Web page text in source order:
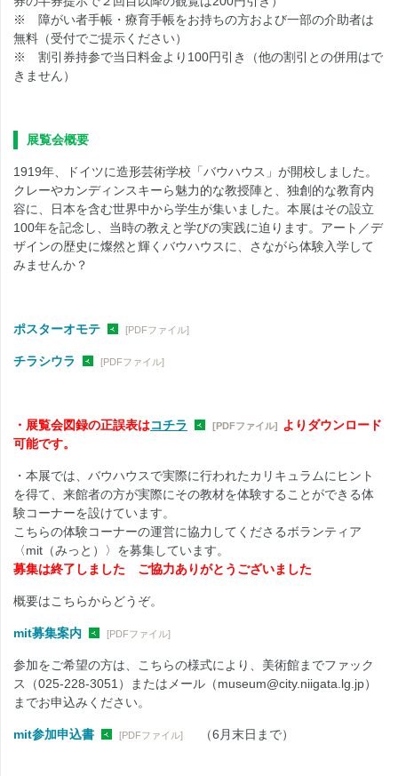
※ 障がい者手帳・療育手帳をお持ちの方および一部の介助者は
無料（受付でご提示ください）
※ 割引券持参で当日料金より100円引き（他の割引との併用はで
きません）
展覧会概要
1919年、ドイツに造形芸術学校「バウハウス」が開校しました。
クレーやカンディンスキーら魅力的な教授陣と、独創的な教育内
容に、日本を含む世界中から学生が集いました。本展はその設立
100年を記念し、当時の教えと学びの実践に迫ります。アート／デ
ザインの歴史に燦然と輝くバウハウスに、さながら体験入学して
みませんか？
ポスターオモテ [PDFファイル]
チラシウラ [PDFファイル]
・展覧会図録の正誤表はコチラ [PDFファイル]
よりダウンロード
可能です。
・本展では、バウハウスで実際に行われたカリキュラムにヒント
を得て、来館者の方が実際にその教材を体験することができる体
験コーナーを設けています。
こちらの体験コーナーの運営に協力してくださるボランティア
〈mit（みっと）〉を募集しています。
募集は終了しました ご協力ありがとうございました
概要はこちらからどうぞ。
mit募集案内 [PDFファイル]
参加をご希望の方は、こちらの様式により、美術館までファック
ス（025-228-3051）またはメール（museum@city.niigata.lg.jp）
までお申込みください。
mit参加申込書 [PDFファイル] （6月末日まで）